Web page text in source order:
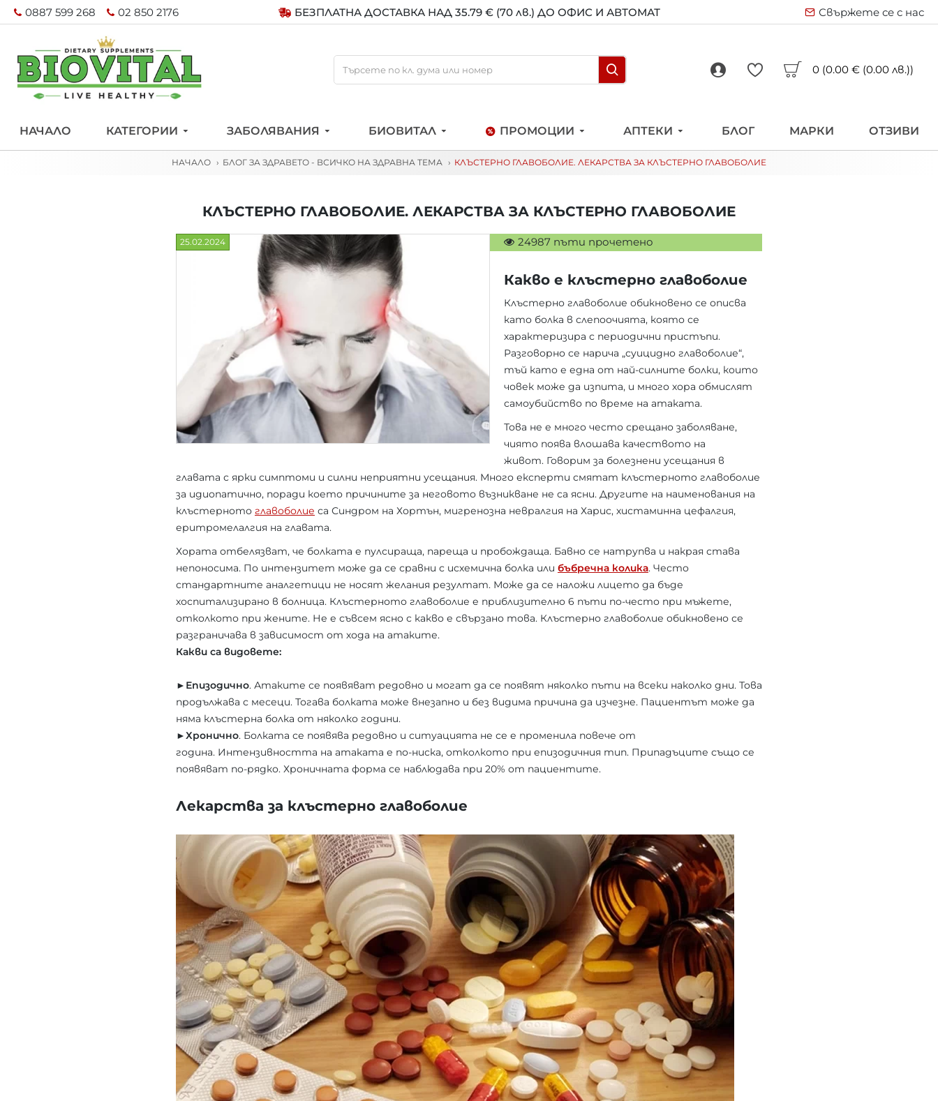
0887 599 268 02 850 2176 БЕЗПЛАТНА ДОСТАВКА НАД 35.79 € (70 лв.) ДО ОФИС И АВТОМАТ Свържете се с нас
0 (0.00 € (0.00 лв.))
НАЧАЛО КАТЕГОРИИ ЗАБОЛЯВАНИЯ БИОВИТАЛ ПРОМОЦИИ АПТЕКИ БЛОГ МАРКИ ОТЗИВИ
НАЧАЛО БЛОГ ЗА ЗДРАВЕТО - ВСИЧКО НА ЗДРАВНА ТЕМА КЛЪСТЕРНО ГЛАВОБОЛИЕ. ЛЕКАРСТВА ЗА КЛЪСТЕРНО ГЛАВОБОЛИЕ
КЛЪСТЕРНО ГЛАВОБОЛИЕ. ЛЕКАРСТВА ЗА КЛЪСТЕРНО ГЛАВОБОЛИЕ
25.02.2024 24987 пъти прочетено
Какво е клъстерно главоболие
Клъстерно главоболие обикновено се описва
като болка в слепоочията, която се
характеризира с периодични пристъпи.
Разговорно се нарича „суицидно главоболие“,
тъй като е една от най-силните болки, които
човек може да изпита, и много хора обмислят
самоубийство по време на атаката.
Това не е много често срещано заболяване,
чиято поява влошава качеството на
живот. Говорим за болезнени усещания в
главата с ярки симптоми и силни неприятни усещания. Много експерти смятат клъстерното главоболие
за идиопатично, поради което причините за неговото възникване не са ясни. Другите на наименования на
клъстерното главоболие са Синдром на Хортън, мигренозна невралгия на Харис, хистаминна цефалгия,
еритромелалгия на главата.
Хората отбелязват, че болката е пулсираща, пареща и пробождаща. Бавно се натрупва и накрая става
непоносима. По интензитет може да се сравни с исхемична болка или бъбречна колика. Често
стандартните аналгетици не носят желания резултат. Може да се наложи лицето да бъде
хоспитализирано в болница. Клъстерното главоболие е приблизително 6 пъти по-често при мъжете,
отколкото при жените. Не е съвсем ясно с какво е свързано това. Клъстерно главоболие обикновено се
разграничава в зависимост от хода на атаките.
Какви са видовете:
►Епизодично. Атаките се появяват редовно и могат да се появят няколко пъти на всеки наколко дни. Това
продължава с месеци. Тогава болката може внезапно и без видима причина да изчезне. Пациентът може да
няма клъстерна болка от няколко години.
►Хронично. Болката се появява редовно и ситуацията не се е променила повече от
година. Интензивността на атаката е по-ниска, отколкото при епизодичния тип. Припадъците също се
появяват по-рядко. Хроничната форма се наблюдава при 20% от пациентите.
Лекарства за клъстерно главоболие